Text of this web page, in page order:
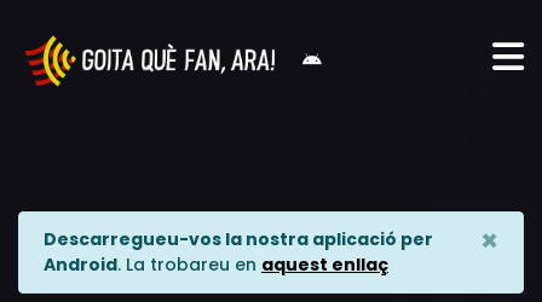
Descarregueu-vos la nostra aplicació per
Android. La trobareu en aquest enllaç
×